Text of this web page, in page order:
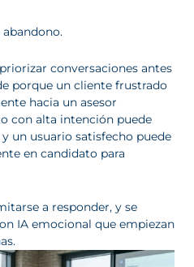
abandono.
conversaciones antes
porque un cliente frustrado
hacia un asesor
con alta intención puede
un usuario satisfecho puede
en candidato para
a responder, y se
IA emocional que empiezan